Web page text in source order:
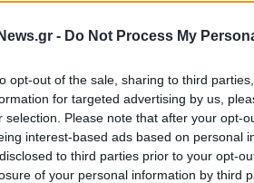
- Do Not Process My
opt-out of the sale, sharing to third
for targeted advertising by us,
selection. Please note that after your opt-
interest-based ads based on personal
to third parties prior to your opt-
of your personal information by third
περίοδο, η οποία τα τελευταία